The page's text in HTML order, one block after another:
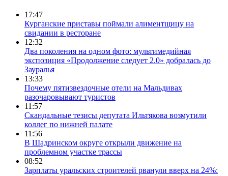
17:47
Курганские приставы поймали алиментщицу на
свидании в ресторане
12:32
Два поколения на одном фото: мультимедийная
экспозиция «Продолжение следует 2.0» добралась до
Зауралья
13:33
Почему пятизвездочные отели на Мальдивах
разочаровывают туристов
11:57
Скандальные тезисы депутата Ильтякова возмутили
коллег по нижней палате
11:56
В Шадринском округе открыли движение на
проблемном участке трассы
08:52
Зарплаты уральских строителей рванули вверх на 24%: